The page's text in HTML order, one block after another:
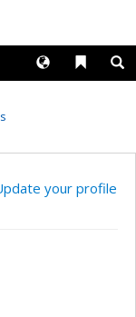
Liens
Langues
your profile